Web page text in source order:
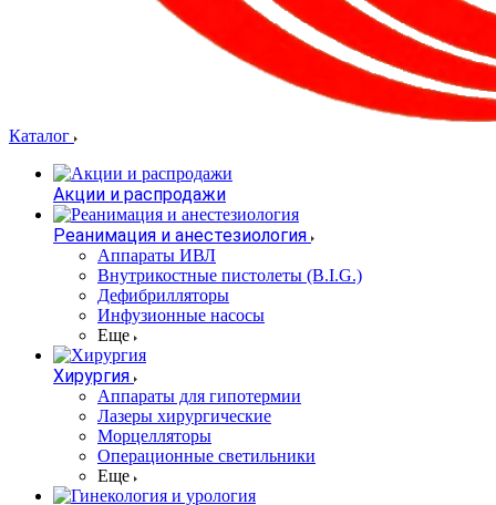
Каталог
Акции и распродажи
Реанимация и анестезиология
Аппараты ИВЛ
Внутрикостные пистолеты (B.I.G.)
Дефибрилляторы
Инфузионные насосы
Еще
Хирургия
Аппараты для гипотермии
Лазеры хирургические
Морцелляторы
Операционные светильники
Еще